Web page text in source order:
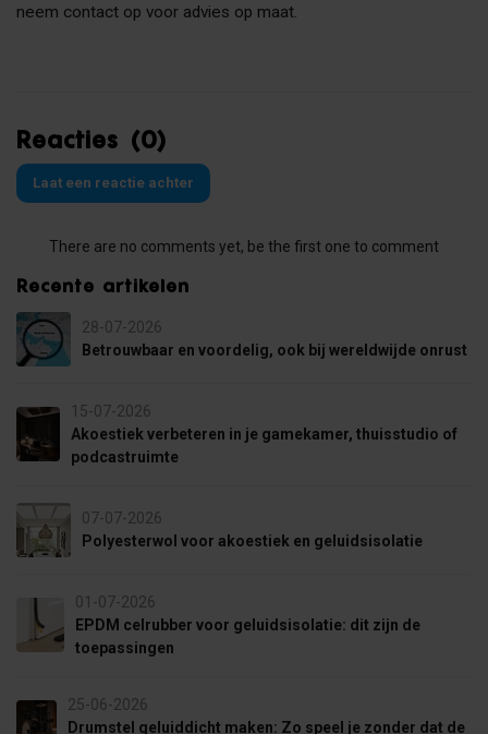
neem contact op voor advies op maat.
Reacties (0)
Laat een reactie achter
There are no comments yet, be the first one to comment
Recente artikelen
28-07-2026
Betrouwbaar en voordelig, ook bij wereldwijde onrust
15-07-2026
Akoestiek verbeteren in je gamekamer, thuisstudio of
podcastruimte
07-07-2026
Polyesterwol voor akoestiek en geluidsisolatie
01-07-2026
EPDM celrubber voor geluidsisolatie: dit zijn de
toepassingen
25-06-2026
Drumstel geluiddicht maken: Zo speel je zonder dat de